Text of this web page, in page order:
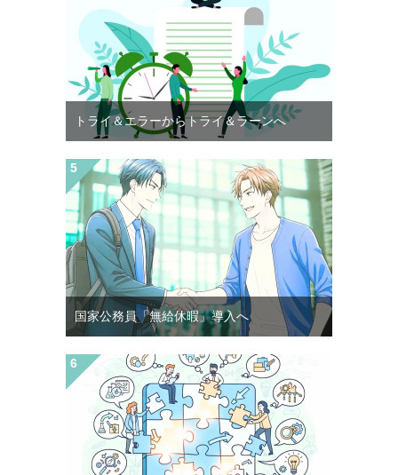
トライ＆エラーからトライ＆ラーンへ
国家公務員「無給休暇」導入へ